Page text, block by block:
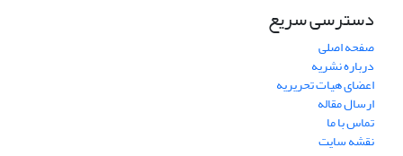
دسترسی سریع
صفحه اصلی
درباره نشریه
اعضای هیات تحریریه
ارسال مقاله
تماس با ما
نقشه سایت